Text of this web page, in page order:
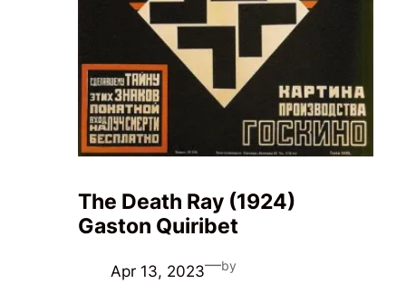
The Death Ray (1924)
Gaston Quiribet
Apr 13, 2023—by